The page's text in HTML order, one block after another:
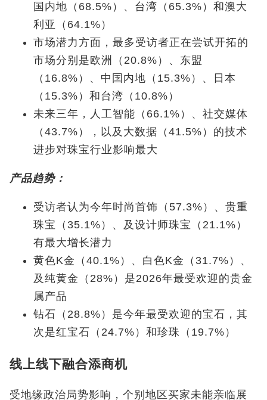
国内地（ 68.5% ）、台湾（ 65.3% ）和澳大
利亚（ 64.1% ）
市场潜力方面，最多受访者正在尝试开拓的
市场分别是欧洲（20.8% ）、东盟
（ 16.8% ）、中国内地（ 15.3% ）、日本
（ 15.3% ）和台湾（ 10.8% ）
未来三年，人工智能（66.1% ）、社交媒体
（ 43.7% ），以及大数据（ 41.5% ）的技术
进步对珠宝行业影响最大
产品趋势：
受访者认为今年时尚首饰（57.3% ）、贵重
珠宝（ 35.1% ）、及设计师珠宝（ 21.1% ）
有最大增长潜力
黄色K金（ 40.1% ）、白色K金（ 31.7% ）、
及纯黄金（ 28% ）是2026年最受欢迎的贵金
属产品
钻石（28.8% ）是今年最受欢迎的宝石，其
次是红宝石（ 24.7% ）和珍珠（ 19.7% ）
线上线下融合添商机
受地缘政治局势影响，个别地区买家未能亲临展